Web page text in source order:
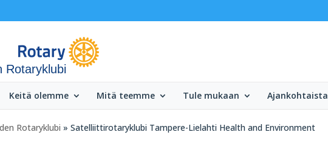
Rotaryklubi
Keitä olemme Mitä teemme Tule mukaan Ajankohtaista
Rotaryklubi » Satelliittirotaryklubi Tampere-Lielahti Health and Environment